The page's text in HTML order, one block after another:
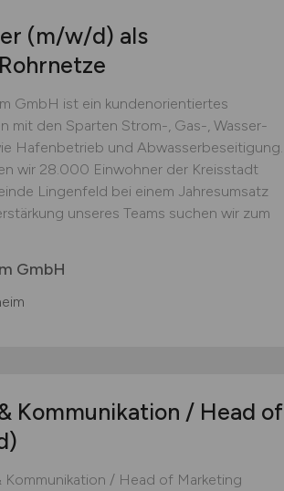
(m/w/d) als
GmbH ist ein kundenorientiertes
mit den Sparten Strom-, Gas-, Wasser-
Hafenbetrieb und Abwasserbeseitigung.
wir 28.000 Einwohner der Kreisstadt
Lingenfeld bei einem Jahresumsatz
unseres Teams suchen wir zum
GmbH
Kommunikation / Head of
Kommunikation / Head of Marketing